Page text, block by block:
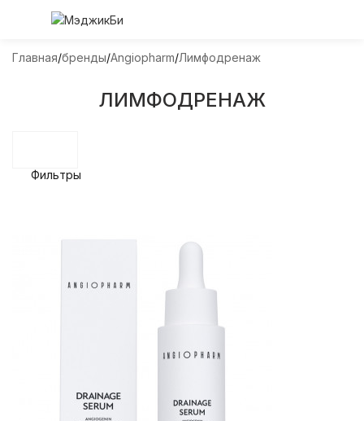
Главная бренды Angiopharm Лимфодренаж
ЛИМФОДРЕНАЖ
Фильтры